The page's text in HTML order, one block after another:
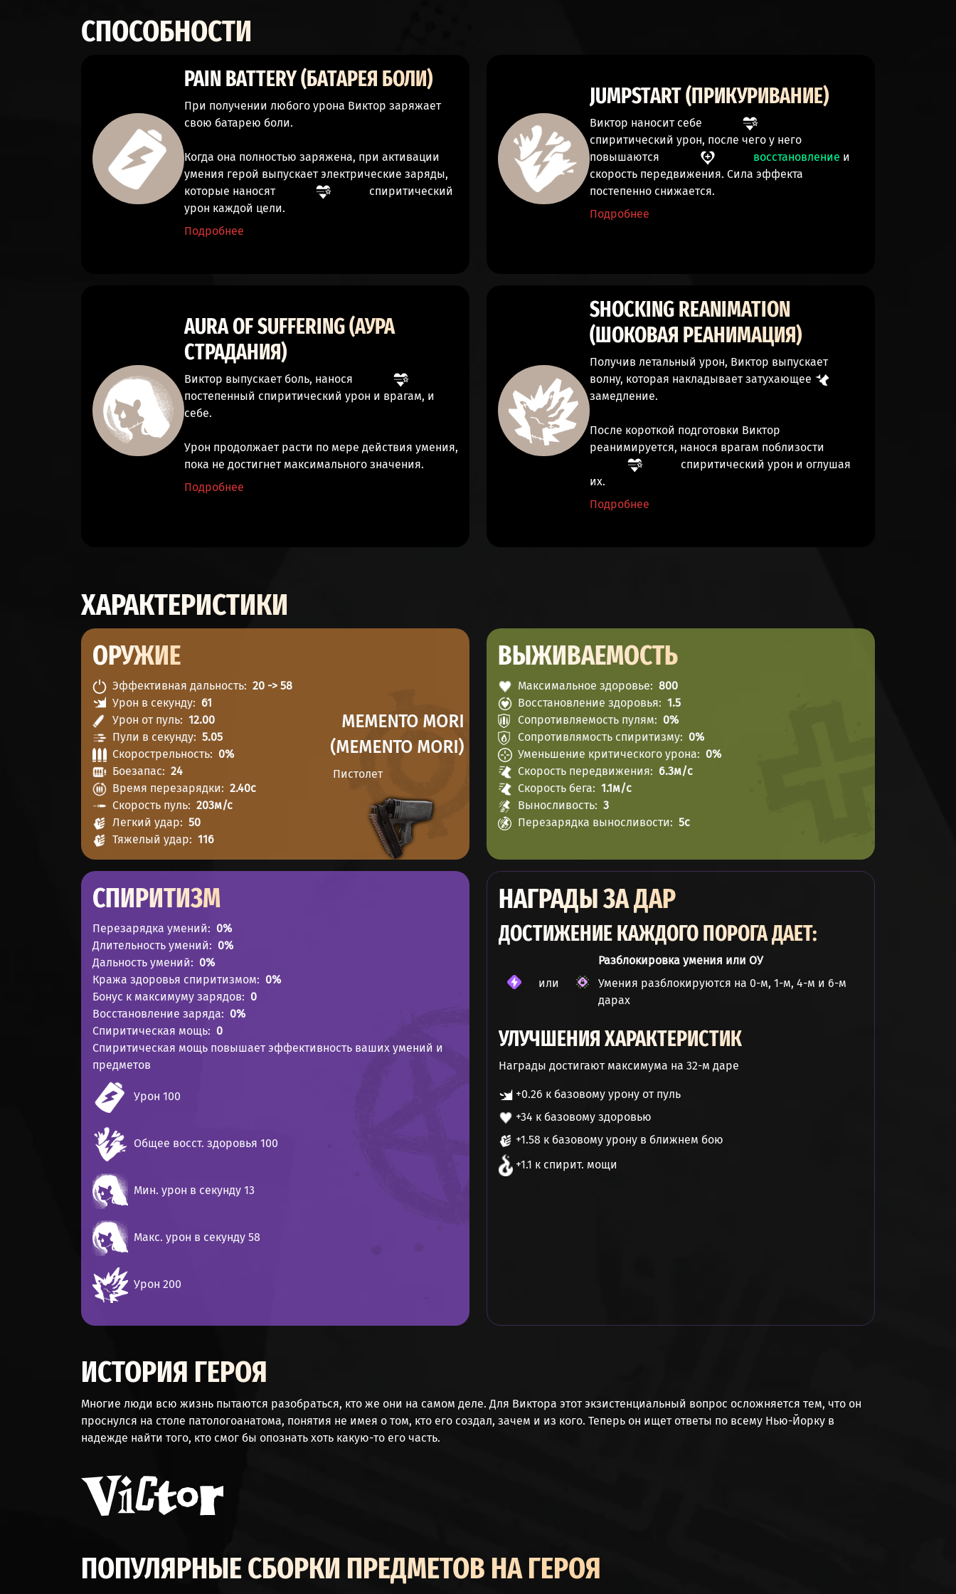
СПОСОБНОСТИ
PAIN BATTERY (БАТАРЕЯ БОЛИ)
При получении любого урона Виктор заряжает
свою батарею боли.
Когда она полностью заряжена, при активации
умения герой выпускает электрические заряды,
которые наносят
спиритический
урон каждой цели.
Подробнее
JUMPSTART (ПРИКУРИВАНИЕ)
Виктор наносит себе
спиритический урон, после чего у него
повышаются
восстановление и
скорость передвижения. Сила эффекта
постепенно снижается.
Подробнее
AURA OF SUFFERING (АУРА
СТРАДАНИЯ)
Виктор выпускает боль, нанося
постепенный спиритический урон и врагам, и
себе.
Урон продолжает расти по мере действия умения,
пока не достигнет максимального значения.
Подробнее
SHOCKING REANIMATION
(ШОКОВАЯ РЕАНИМАЦИЯ)
Получив летальный урон, Виктор выпускает
волну, которая накладывает затухающее
замедление.
После короткой подготовки Виктор
реанимируется, нанося врагам поблизости
спиритический урон и оглушая
их.
Подробнее
ХАРАКТЕРИСТИКИ
ОРУЖИЕ
Эффективная дальность
20 -> 58
Урон в секунду
61
Урон от пуль
12.00
Пули в секунду
5.05
Скорострельность
0%
Боезапас
24
Время перезарядки
2.40c
Скорость пуль
203м/с
Легкий удар
50
Тяжелый удар
116
MEMENTO MORI
(MEMENTO MORI)
Пистолет
ВЫЖИВАЕМОСТЬ
Максимальное здоровье
800
Восстановление здоровья
1.5
Сопротивляемость пулям
0%
Сопротивлямость спиритизму
0%
Уменьшение критического урона
0%
Скорость передвижения
6.3м/c
Скорость бега
1.1м/c
Выносливость
3
Перезарядка выносливости
5с
СПИРИТИЗМ
Перезарядка умений
0%
Длительность умений
0%
Дальность умений
0%
Кража здоровья спиритизмом
0%
Бонус к максимуму зарядов
0
Восстановление заряда
0%
Спиритическая мощь
0
Спиритическая мощь повышает эффективность ваших умений и
предметов
Урон 100
Общее восст. здоровья 100
Мин. урон в секунду 13
Макс. урон в секунду 58
Урон 200
НАГРАДЫ ЗА ДАР
ДОСТИЖЕНИЕ КАЖДОГО ПОРОГА ДАЕТ:
или
Разблокировка умения или ОУ
Умения разблокируются на 0-м, 1-м, 4-м и 6-м
дарах
УЛУЧШЕНИЯ ХАРАКТЕРИСТИК
Награды достигают максимума на 32-м даре
+0.26 к базовому урону от пуль
+34 к базовому здоровью
+1.58 к базовому урону в ближнем бою
+1.1 к спирит. мощи
ИСТОРИЯ ГЕРОЯ
Многие люди всю жизнь пытаются разобраться, кто же они на самом деле. Для Виктора этот экзистенциальный вопрос осложняется тем, что он
проснулся на столе патологоанатома, понятия не имея о том, кто его создал, зачем и из кого. Теперь он ищет ответы по всему Нью-Йорку в
надежде найти того, кто смог бы опознать хоть какую-то его часть.
ПОПУЛЯРНЫЕ СБОРКИ ПРЕДМЕТОВ НА ГЕРОЯ